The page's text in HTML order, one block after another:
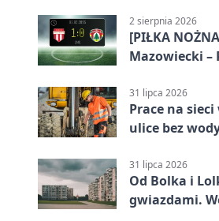
2 sierpnia 2026
[PIŁKA
Mazowiecki –
punktów w
31 lipca 2026
Prace na
ulice bez
31 lipca 2026
Od Bolka i
gwiazdami.